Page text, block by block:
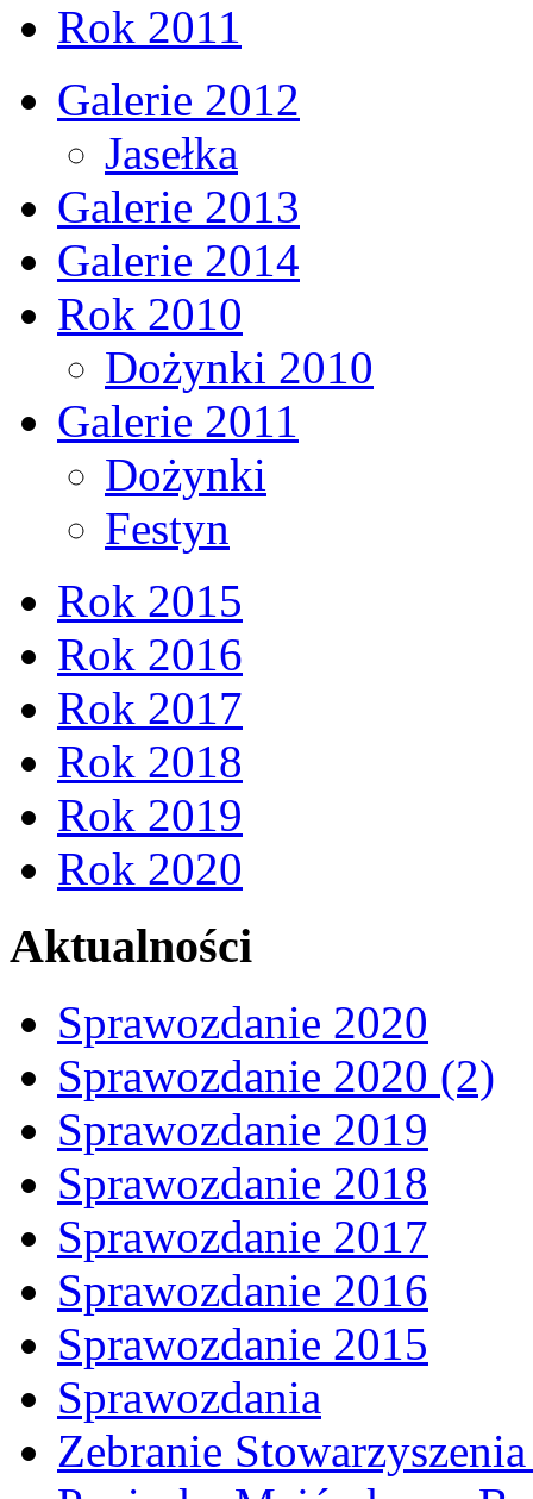
Rok 2011
Galerie 2012
Jasełka
Galerie 2013
Galerie 2014
Rok 2010
Dożynki 2010
Galerie 2011
Dożynki
Festyn
Rok 2015
Rok 2016
Rok 2017
Rok 2018
Rok 2019
Rok 2020
Aktualności
Sprawozdanie 2020
Sprawozdanie 2020 (2)
Sprawozdanie 2019
Sprawozdanie 2018
Sprawozdanie 2017
Sprawozdanie 2016
Sprawozdanie 2015
Sprawozdania
Zebranie